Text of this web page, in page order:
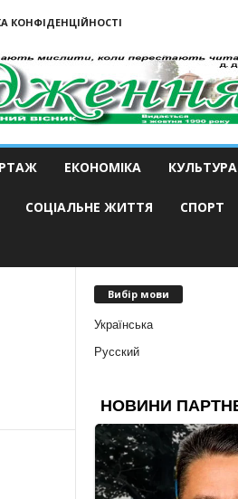
КОНФІДЕНЦІЙНОСТІ
ЕКОНОМІКА КУЛЬТУРА
СОЦІАЛЬНЕ ЖИТТЯ СПОРТ
Вибір мови
Українська
Русский